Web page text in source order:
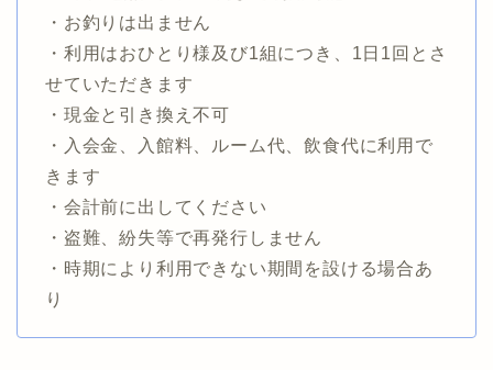
・お釣りは出ません
・利用はおひとり様及び1組につき、1日1回とさ
せていただきます
・現金と引き換え不可
・入会金、入館料、ルーム代、飲食代に利用で
きます
・会計前に出してください
・盗難、紛失等で再発行しません
・時期により利用できない期間を設ける場合あ
り